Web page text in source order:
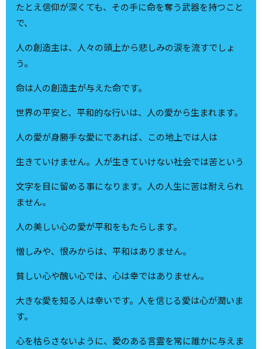
たとえ信仰が深くても、その手に命を奪う武器を持つこと
で、
人の創造主は、人々の頭上から悲しみの涙を流すでしょ
う。
命は人の創造主が与えた命です。
世界の平安と、平和的な行いは、人の愛から生まれます。
人の愛が身勝手な愛にであれば、この地上では人は
生きていけません。人が生きていけない社会では苦という
文字を目に留める事になります。人の人生に苦は耐えられ
ません。
人の美しい心の愛が平和をもたらします。
憎しみや、恨みからは、平和はありません。
貧しい心や醜い心では、心は幸ではありません。
大きな愛を知る人は幸いです。人を信じる愛は心が潤いま
す。
心を枯らさないように、愛のある言霊を常に誰かに与えま